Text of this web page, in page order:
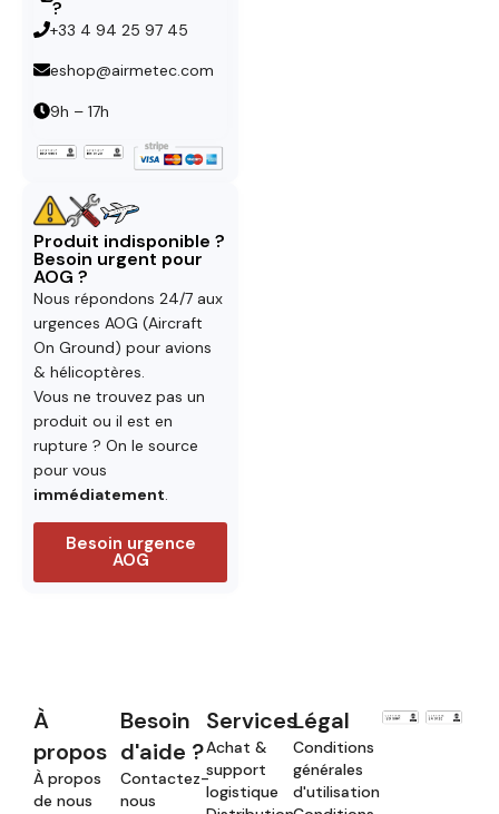
?
+33 4 94 25 97 45
eshop@airmetec.com
9h – 17h
Produit indisponible ?
Besoin urgent pour
AOG ?
Nous répondons 24/7 aux
urgences AOG (Aircraft
On Ground) pour avions
& hélicoptères.
Vous ne trouvez pas un
produit ou il est en
rupture ? On le source
pour vous
immédiatement.
Besoin urgence
AOG
À
propos
À propos
de nous
Besoin
d'aide ?
Contactez-
nous
Services
Achat &
support
logistique
Légal
Conditions
générales
d'utilisation